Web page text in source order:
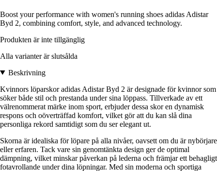
Boost your performance with women's running shoes adidas Adistar
Byd 2, combining comfort, style, and advanced technology.
Produkten är inte tillgänglig
Alla varianter är slutsålda
Beskrivning
Kvinnors löparskor adidas Adistar Byd 2 är designade för kvinnor som
söker både stil och prestanda under sina löppass. Tillverkade av ett
välrenommerat märke inom sport, erbjuder dessa skor en dynamisk
respons och oöverträffad komfort, vilket gör att du kan slå dina
personliga rekord samtidigt som du ser elegant ut.
Skorna är idealiska för löpare på alla nivåer, oavsett om du är nybörjare
eller erfaren. Tack vare sin genomtänkta design ger de optimal
dämpning, vilket minskar påverkan på lederna och främjar ett behagligt
fotavrollande under dina löpningar. Med sin moderna och sportiga